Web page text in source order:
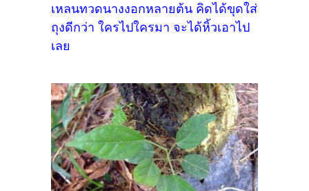
เหลนทวดนางงอกหลายต้น คิดได้ขุดใส่
ถุงดีกว่า ใครไปใครมา จะได้หิ้วเอาไป
เลย